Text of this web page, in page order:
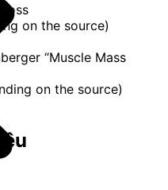
on the source)
“Muscle Mass
on the source)